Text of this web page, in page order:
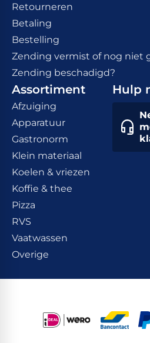
Retourneren
Betaling
Bestelling
Zending vermist of nog niet
Zending beschadigd?
Assortiment
Afzuiging
Apparatuur
Gastronorm
Klein materiaal
Koelen & vriezen
Koffie & thee
Pizza
RVS
Vaatwassen
Overige
Hulp